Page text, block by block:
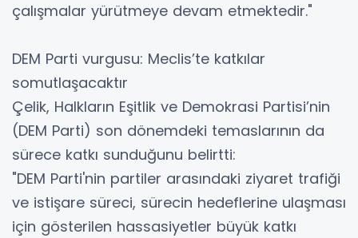
çalışmalar yürütmeye devam etmektedir."
DEM Parti vurgusu: Meclis’te katkılar
somutlaşacaktır
Çelik, Halkların Eşitlik ve Demokrasi Partisi’nin
(DEM Parti) son dönemdeki temaslarının da
sürece katkı sunduğunu belirtti:
"DEM Parti'nin partiler arasındaki ziyaret trafiği
ve istişare süreci, sürecin hedeflerine ulaşması
için gösterilen hassasiyetler büyük katkı